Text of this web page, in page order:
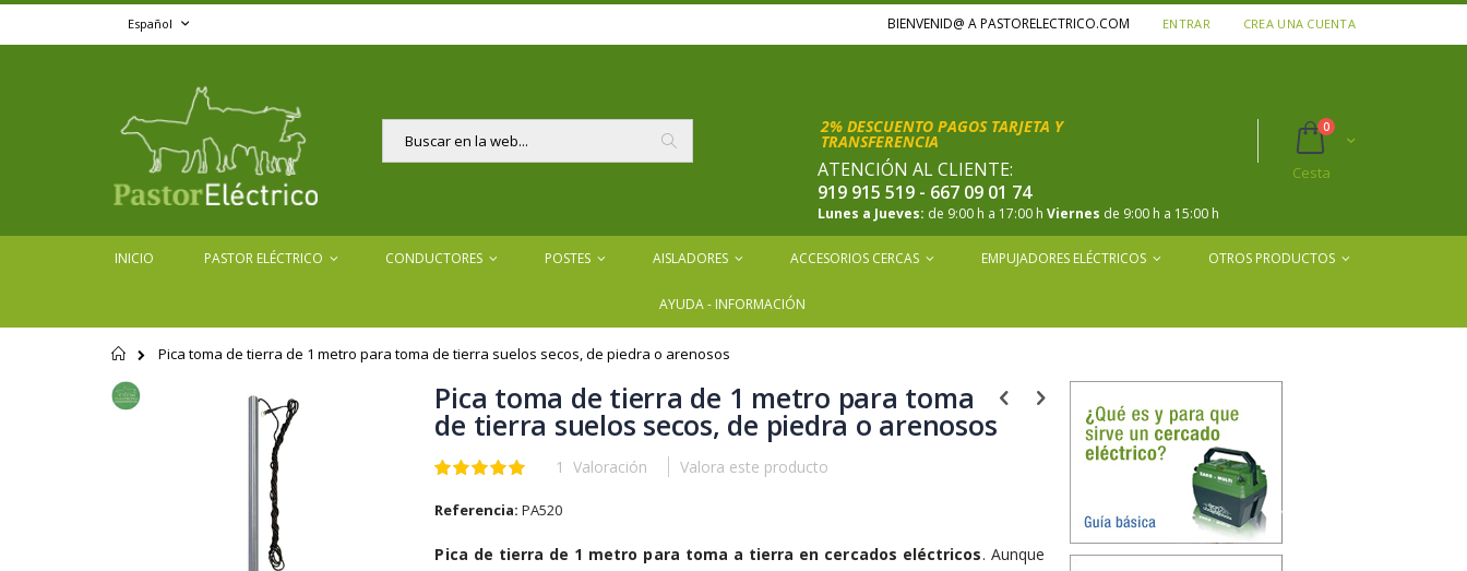
Lenguaje
Español BIENVENID@ A PASTORELECTRICO.COM ENTRAR CREA UNA CUENTA
Cart
0productos
Cesta
Buscar
2% DESCUENTO PAGOS TARJETA Y
TRANSFERENCIA
ATENCIÓN AL CLIENTE:
919 915 519 - 667 09 01 74
Lunes a Jueves: de 9:00 h a 17:00 h Viernes de 9:00 h a 15:00 h
INICIO PASTOR ELÉCTRICO CONDUCTORES POSTES AISLADORES ACCESORIOS CERCAS EMPUJADORES ELÉCTRICOS OTROS PRODUCTOS
AYUDA - INFORMACIÓN
de
inicio
Pica toma de tierra de 1 metro para toma de tierra suelos secos, de piedra o arenosos
Saltar
al
Pica toma de tierra de 1 metro para toma
de tierra suelos secos, de piedra o arenosos
Valoración:
1 Valoración Valora este producto
Referencia: PA520
Pica de tierra de 1 metro para toma a tierra en cercados eléctricos. Aunque